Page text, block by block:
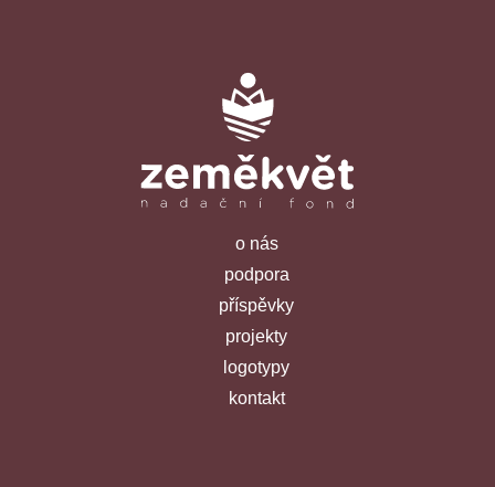
o nás
podpora
příspěvky
projekty
logotypy
kontakt